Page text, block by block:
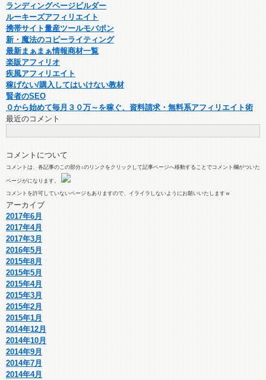
ランディングページビルダー
ルーキーズアフィリエイト
携帯サイト量産ツールモバポン
新・魔法のコピーライティング
最新まぁまぁ情報商材一覧
楽販アフィリオ
疾風アフィリエイト
稼げない/購入してはいけない教材
賢者のSEO
０から始めて毎月３０万～を稼ぐ、資料請求・無料系アフィリエイト術
最近のコメント
コメントについて
コメントは、各記事のこの部分↓のリンクをクリックして記事ページへ移動することでコメント欄がついた
ページがになります。
コメントを許可していないページもありますので、イライラしないようにお願いいたしますｗ
アーカイブ
2017年6月
2017年4月
2017年3月
2016年5月
2015年8月
2015年5月
2015年4月
2015年3月
2015年2月
2015年1月
2014年12月
2014年10月
2014年9月
2014年7月
2014年4月